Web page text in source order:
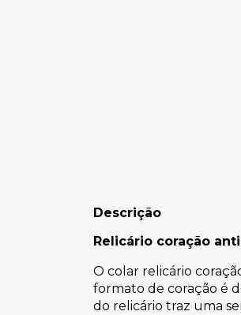
Descrição
Relicário coração
O colar relicário
formato de coração é
do relicário traz uma